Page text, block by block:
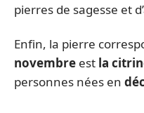
pierres de sagesse et
Enfin, la pierre
novembre est la
personnes nées en